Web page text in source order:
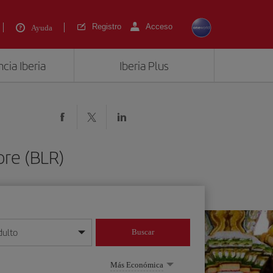
Ayuda Registro Acceso
Iberia Iberia Plus
(BLR)
mes/año
Buscar
Más Económica